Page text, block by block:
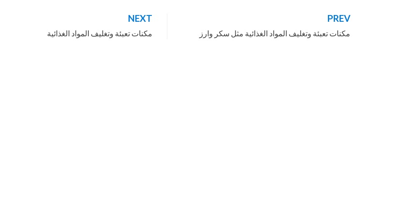
تصفّح
المقالات
PREV
مكنات تعبئة وتغليف المواد الغذائية مثل سكر وارز
NEXT
مكنات تعبئة وتغليف المواد الغذائية